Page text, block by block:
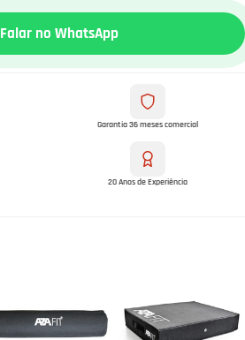
Falar no WhatsApp
Garantia 36 meses comercial
20 Anos de Experiência